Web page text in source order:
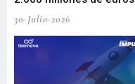
30-Julio-2026